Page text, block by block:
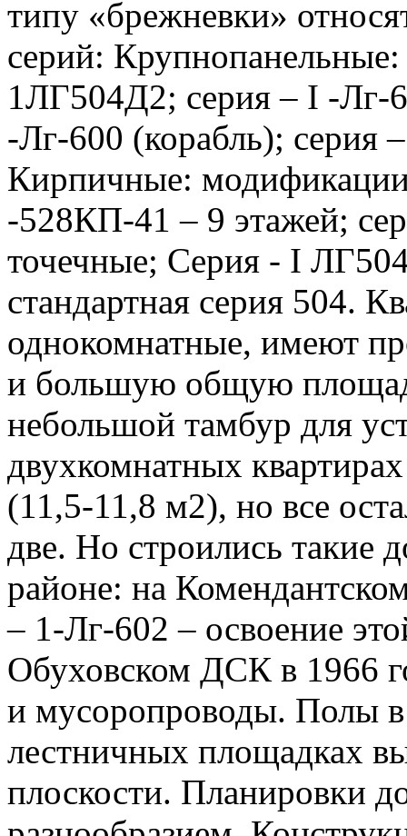
типу «брежневки»
серий:
1ЛГ504Д2; серия – I -Лг-
-Лг-600 (корабль); серия
Кирпичные:
-528КП-41 – 9 этажей;
точечные; Серия - I
стандартная серия 504.
однокомнатные, имеют
и большую общую
небольшой тамбур для
двухкомнатных
(11,5-11,8 м2), но все
две. Но строились такие
районе: на
– 1-Лг-602 – освоение
Обуховском ДСК в 1966
и мусоропроводы. Полы
лестничных площадках
плоскости. Планировки